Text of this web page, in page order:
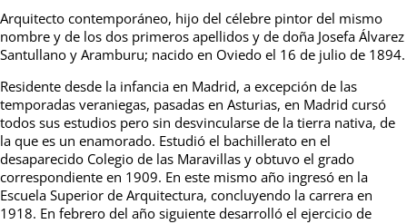
Arquitecto contemporáneo, hijo del célebre pintor del mismo
nombre y de los dos primeros apellidos y de doña Josefa Álvarez
Santullano y Aramburu; nacido en Oviedo el 16 de julio de 1894.
Residente desde la infancia en Madrid, a excepción de las
temporadas veraniegas, pasadas en Asturias, en Madrid cursó
todos sus estudios pero sin desvincularse de la tierra nativa, de
la que es un enamorado. Estudió el bachillerato en el
desaparecido Colegio de las Maravillas y obtuvo el grado
correspondiente en 1909. En este mismo año ingresó en la
Escuela Superior de Arquitectura, concluyendo la carrera en
1918. En febrero del año siguiente desarrolló el ejercicio de